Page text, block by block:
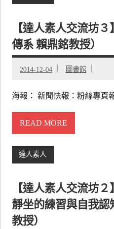
【達人素人交流坊
傳系 賴鼎銘教授）
2014-12-04 圖書館
海報： 新聞快報：粉絲專頁
READ MORE
達人素人
【達人素人交流坊
靜坐的練習與自我
教授）